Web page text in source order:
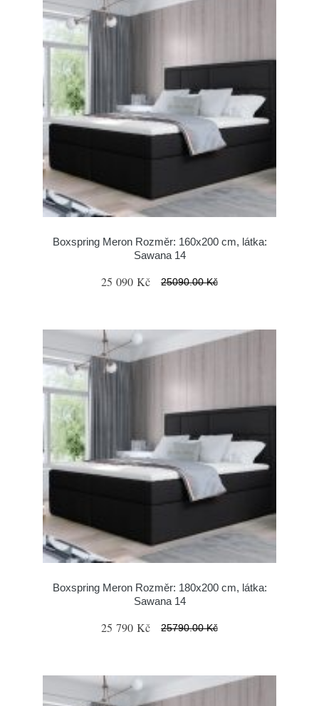
Boxspring Meron Rozměr: 160x200 cm, látka:
Sawana 14
25 090 Kč 25090.00 Kč
Boxspring Meron Rozměr: 180x200 cm, látka:
Sawana 14
25 790 Kč 25790.00 Kč